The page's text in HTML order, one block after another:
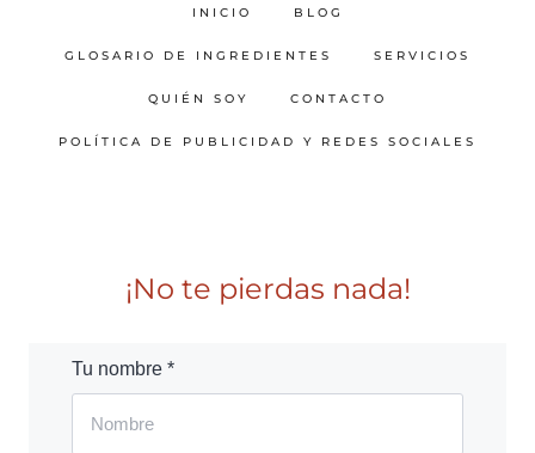
INICIO BLOG
GLOSARIO DE INGREDIENTES SERVICIOS
QUIÉN SOY CONTACTO
POLÍTICA DE PUBLICIDAD Y REDES SOCIALES
¡No te pierdas nada!
Tu nombre *